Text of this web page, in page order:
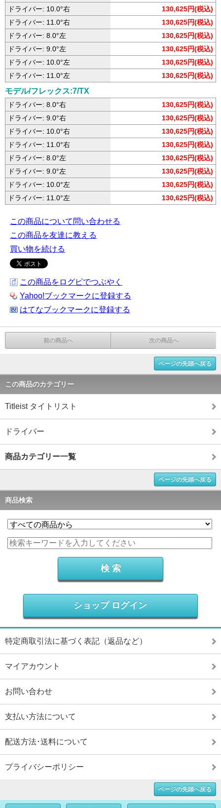
ドライバー: 10.0°右
130,625円(税込)
ドライバー: 11.0°右
130,625円(税込)
ドライバー: 8.0°左
130,625円(税込)
ドライバー: 9.0°左
130,625円(税込)
ドライバー: 10.0°左
130,625円(税込)
ドライバー: 11.0°左
130,625円(税込)
モデル/フレックス:7/TX
ドライバー: 8.0°右
130,625円(税込)
ドライバー: 9.0°右
130,625円(税込)
ドライバー: 10.0°右
130,625円(税込)
ドライバー: 11.0°右
130,625円(税込)
ドライバー: 8.0°左
130,625円(税込)
ドライバー: 9.0°左
130,625円(税込)
ドライバー: 10.0°左
130,625円(税込)
ドライバー: 11.0°左
130,625円(税込)
この商品について問い合わせる
この商品を友達に教える
買い物を続ける
この商品をログピでつぶやく
Yahoo!ブックマークに登録する
はてなブックマークに登録する
前の商品へ 次の商品へ
ページの先頭へ戻る
この商品のカテゴリー
Titleist タイトリスト
ドライバー
商品カテゴリー一覧
ページの先頭へ戻る
商品検索
ショップ ログイン
特定商取引法に基づく表記（返品など）
マイアカウント
お問い合わせ
支払い方法について
配送方法･送料について
プライバシーポリシー
ページの先頭へ戻る